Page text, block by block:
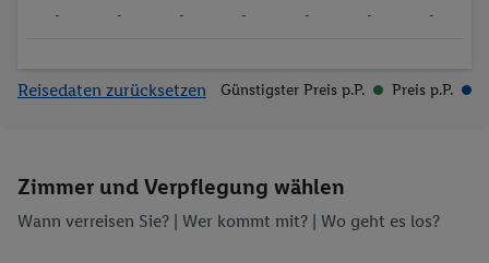
- - - - - - -
Reisedaten zurücksetzen Günstigster Preis p.P. Preis p.P.
Zimmer und Verpflegung wählen
Wann verreisen Sie? | Wer kommt mit? | Wo geht es los?